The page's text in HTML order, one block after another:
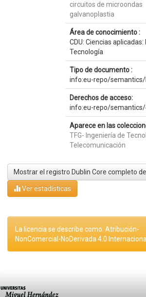
circuitos de microondas
galvanoplastia
Área de conocimiento :
CDU: Ciencias aplicadas:
Tecnología
Tipo de documento :
info:eu-repo/
Derechos de acceso:
info:eu-repo/
Aparece en las
TFG- Ingeniería de
Telecomunicación
Mostrar el registro Dublin Core completo
Ver estadísticas
La licencia se describe como: Atribución-
NonComercial-NoDerivada 4.0 Internacional.